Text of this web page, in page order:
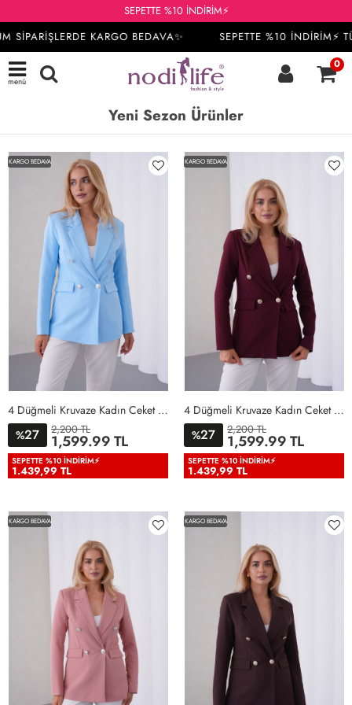
SEPETTE %10 İNDİRİM⚡
KARGO BEDAVA✨
SEPETTE %10 İNDİRİM⚡
menü
0
Yeni Sezon Ürünler
KARGO BEDAVA
36 38 40 42 44
48
50
4 Düğmeli Kruvaze Kadın Ceket Bebe Mavisi Bebe Mavisi
%27 2,200 TL
1,599.99 TL
SEPETTE %10 İNDIRIM⚡
1.439,99 TL
KARGO BEDAVA
36 38 40 42 44
48
50
4 Düğmeli Kruvaze Kadın Ceket Bordo Bordo
%27 2,200 TL
1,599.99 TL
SEPETTE %10 İNDIRIM⚡
1.439,99 TL
KARGO BEDAVA KARGO BEDAVA